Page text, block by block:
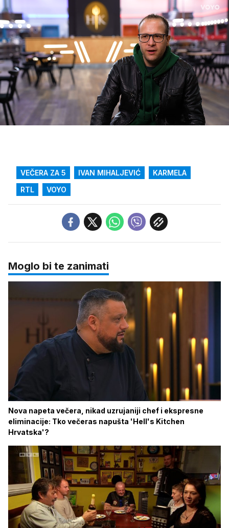
Upali
zvuk
Loaded:
21.77%
VEČERA ZA 5 IVAN MIHALJEVIĆ
KARMELA
RTL
VOYO
Moglo bi te zanimati
Nova napeta večera, nikad uzrujaniji chef i ekspresne
eliminacije: Tko večeras napušta 'Hell's Kitchen
Hrvatska'?